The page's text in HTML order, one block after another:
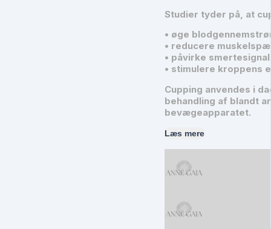
Studier tyder på, at
• øge
• reducere
• påvirke
• stimulere kroppens
Cupping anvendes i
behandling af blandt
bevægeapparatet.
Læs mere